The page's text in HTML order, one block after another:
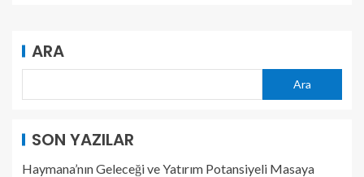
ARA
Ara
SON YAZILAR
Haymana’nın Geleceği ve Yatırım Potansiyeli Masaya